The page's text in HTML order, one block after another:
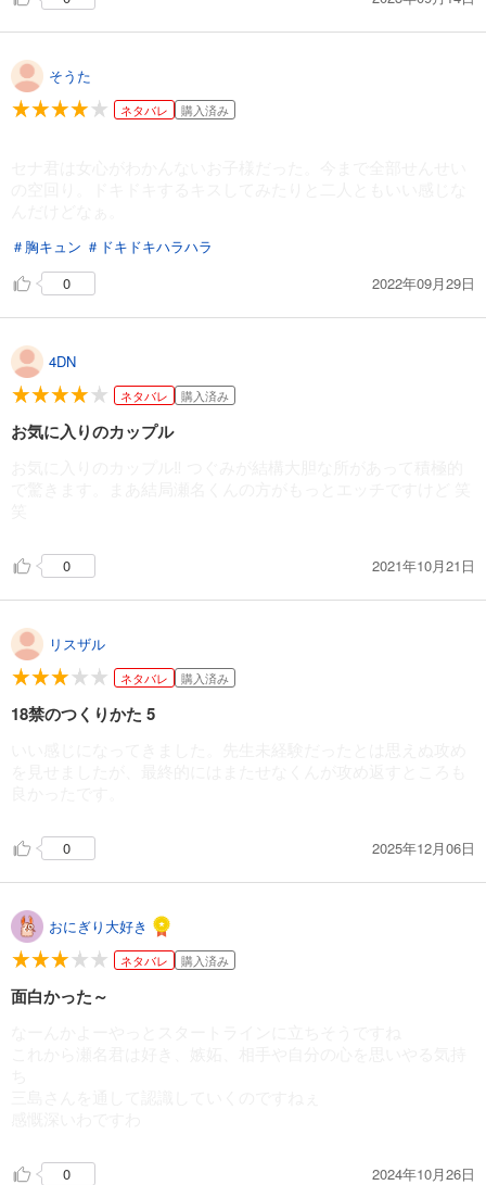
そうた
ネタバレ 購入済み
＃胸キュン ＃ドキドキハラハラ
0
2022年09月29日
4DN
ネタバレ 購入済み
お気に入りのカップル
0 2021年10月21日
リスザル
ネタバレ 購入済み
18禁のつくりかた 5
0 2025年12月06日
おにぎり大好き
ネタバレ 購入済み
面白かった～
0 2024年10月26日